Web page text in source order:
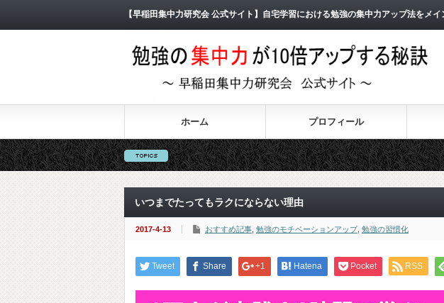
【早稲田集中力研究会 公式サイト】自宅学習における勉強の集中力アップ法をメ
ホーム プロフィール
いつまでたってもラクにならない理由
2017-4-13 おすすめ記事 勉強のモチベーションアップ, 勉強の習慣化
Tweet Share +1 Hatena Pocket RSS